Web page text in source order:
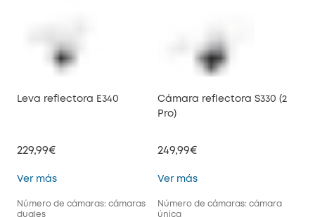
Leva reflectora E340
229,99€
Ver másLeva reflectora E340
Número de cámaras: cámaras
duales
Cámara reflectora S330 (2
Pro)
249,99€
Ver másCámara reflectora S330
Número de cámaras: cámara
única